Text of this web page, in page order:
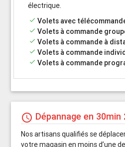
électrique.
done Volets avec
done Volets à commande
done Volets à commande à
done Volets à commande
done Volets à commande
schedule Dépannage en
Nos artisans qualifiés se
votre magasin en moins d’une